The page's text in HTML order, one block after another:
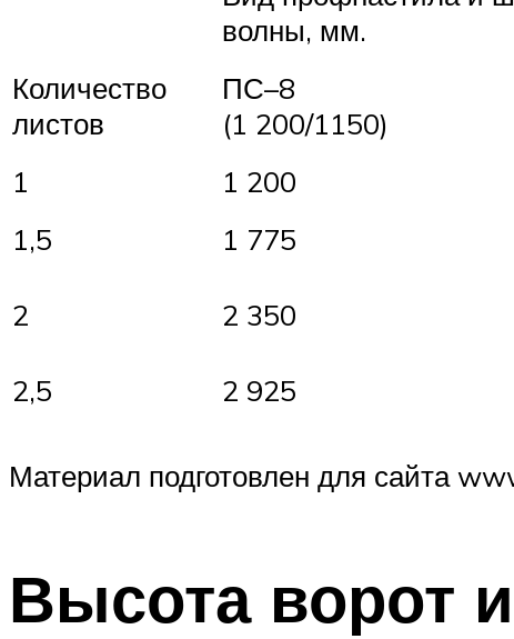
волны, мм.
Количество
листов
ПС–8
(1 200/1150)
1
1 200
1,5
1 775
2
2 350
2,5
2 925
Материал подготовлен для сайта
Высота ворот